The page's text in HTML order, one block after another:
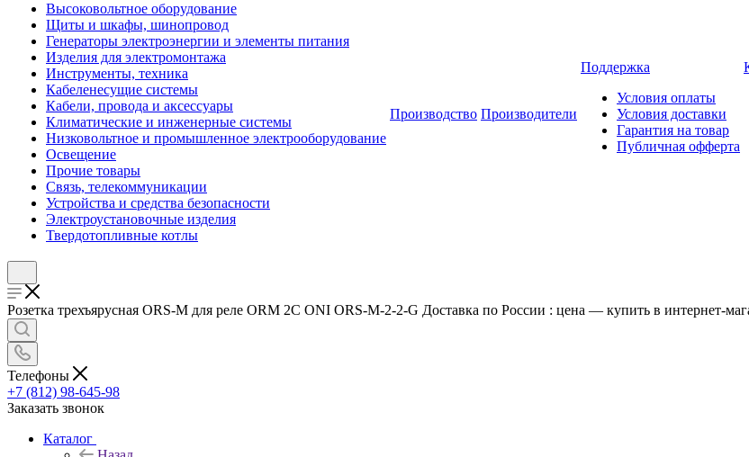
Высоковольтное оборудование
Щиты и шкафы, шинопровод
Генераторы электроэнергии и элементы питания
Изделия для электромонтажа
Инструменты, техника
Кабеленесущие системы
Кабели, провода и аксессуары
Климатические и инженерные системы
Низковольтное и промышленное электрооборудование
Освещение
Прочие товары
Связь, телекоммуникации
Устройства и средства безопасности
Электроустановочные изделия
Твердотопливные котлы
Производство Производители
Поддержка
Условия оплаты
Условия доставки
Гарантия на товар
Публичная офферта
Розетка трехъярусная ORS-M для реле ORM 2C ONI ORS-M-2-2-G Доставка по России : цена — купить в интернет-
Телефоны
+7 (812) 98-645-98
Заказать звонок
Каталог